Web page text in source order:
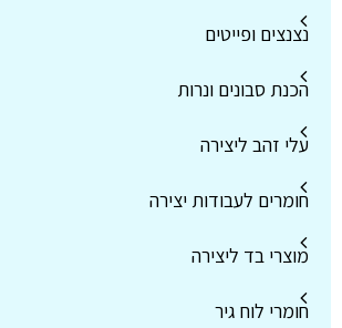
נצנצים ופייטים
הכנת סבונים ונרות
עלי זהב ליצירה
חומרים לעבודות יצירה
מוצרי בד ליצירה
חומרי לוח גיר